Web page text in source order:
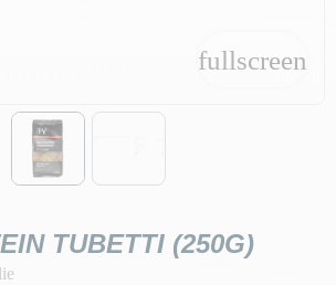
fullscreen
fullscreen
TUBETTI (250G)